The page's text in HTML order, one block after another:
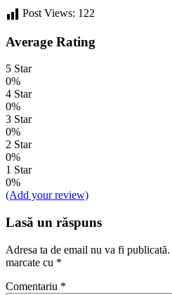
Post Views: 122
Average Rating
5 Star
0%
4 Star
0%
3 Star
0%
2 Star
0%
1 Star
0%
(Add your review)
Lasă un răspuns
Adresa ta de email nu va fi publicată.
marcate cu *
Comentariu *